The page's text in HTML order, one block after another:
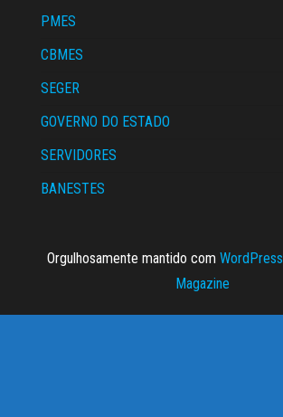
PMES
CBMES
SEGER
GOVERNO DO ESTADO
SERVIDORES
BANESTES
Orgulhosamente mantido com WordPress
Magazine